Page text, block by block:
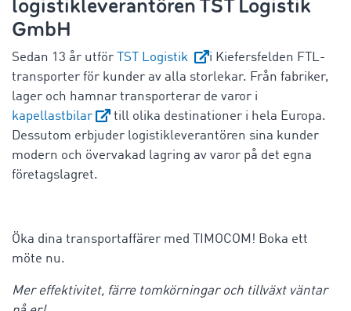
logistikleverantören TST Logistik
GmbH
Sedan 13 år utför TST Logistik
i Kiefersfelden FTL-
transporter för kunder av alla storlekar. Från fabriker,
lager och hamnar transporterar de varor i
kapellastbilar
till olika destinationer i hela Europa.
Dessutom erbjuder logistikleverantören sina kunder
modern och övervakad lagring av varor på det egna
företagslagret.
Öka dina transportaffärer med TIMOCOM! Boka ett
möte nu.
Mer effektivitet, färre tomkörningar och tillväxt väntar